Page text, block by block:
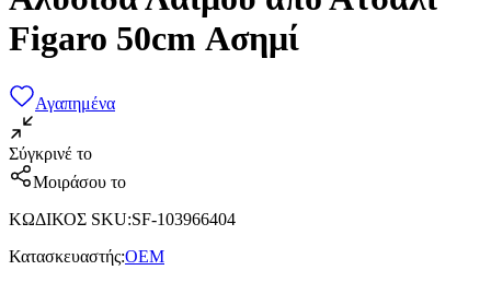
Figaro 50cm Ασημί
Αγαπημένα
Σύγκρινέ το
Μοιράσου το
ΚΩΔΙΚΟΣ SKU:SF-103966404
Κατασκευαστής:OEM